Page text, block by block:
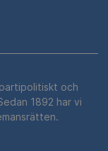
och
1892 har vi